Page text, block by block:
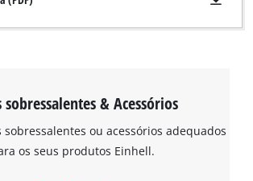
sobressalentes & Acessórios
sobressalentes ou acessórios adequados
os seus produtos Einhell.